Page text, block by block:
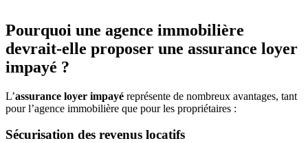
Pourquoi une agence immobilière
devrait-elle proposer une assurance loyer
impayé ?
L’assurance loyer impayé représente de nombreux avantages, tant
pour l’agence immobilière que pour les propriétaires :
Sécurisation des revenus locatifs